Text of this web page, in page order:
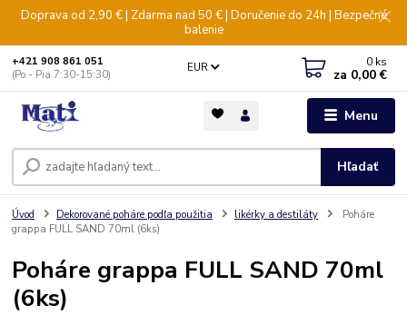
Doprava od 2,90 € | Zdarma nad 50 € | Doručenie do 24h | Bezpečné
balenie
Menu
EUR
Hľadať
+421 908 861 051
(Po - Pia 7:30-15:30)
0 ks
za 0,00 €
Úvod Dekorované poháre podľa použitia likérky a destiláty
Poháre
grappa FULL SAND 70ml (6ks)
Poháre grappa FULL SAND 70ml
(6ks)